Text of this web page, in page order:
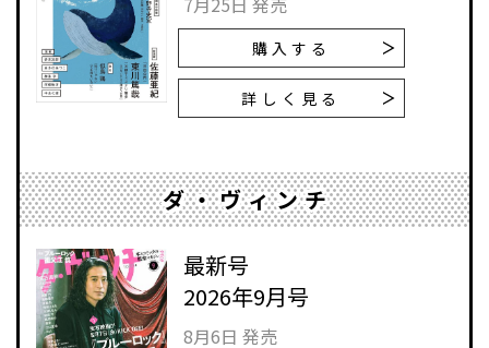
購入する
詳しく見る
ダ・ヴィンチ
最新号
2026年9月号
8月6日 発売